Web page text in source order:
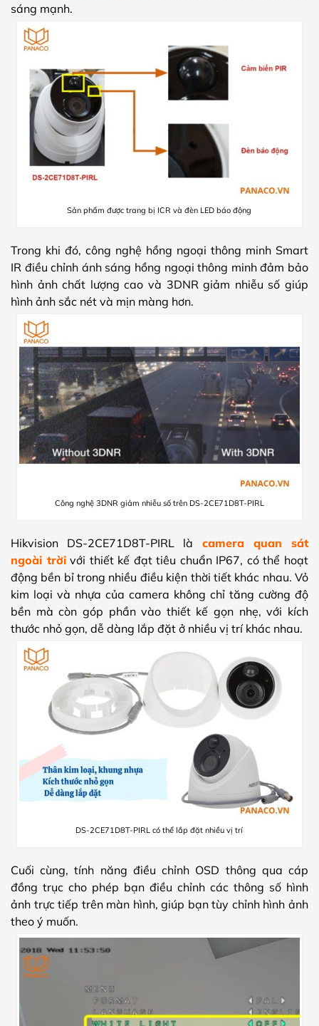
sáng mạnh.
Sản phẩm được trang bị ICR và đèn LED báo động
Trong khi đó, công nghệ hồng ngoại thông minh Smart
IR điều chỉnh ánh sáng hồng ngoại thông minh đảm bảo
hình ảnh chất lượng cao và 3DNR giảm nhiễu số giúp
hình ảnh sắc nét và mịn màng hơn.
Công nghệ 3DNR giảm nhiễu số trên DS-2CE71D8T-PIRL
Hikvision DS-2CE71D8T-PIRL là camera quan sát
ngoài trờivới thiết kế đạt tiêu chuẩn IP67, có thể hoạt
động bền bỉ trong nhiều điều kiện thời tiết khác nhau. Vỏ
kim loại và nhựa của camera không chỉ tăng cường độ
bền mà còn góp phần vào thiết kế gọn nhẹ, với kích
thước nhỏ gọn, dễ dàng lắp đặt ở nhiều vị trí khác nhau.
DS-2CE71D8T-PIRL có thể lắp đặt nhiều vị trí
Cuối cùng, tính năng điều chỉnh OSD thông qua cáp
đồng trục cho phép bạn điều chỉnh các thông số hình
ảnh trực tiếp trên màn hình, giúp bạn tùy chỉnh hình ảnh
theo ý muốn.